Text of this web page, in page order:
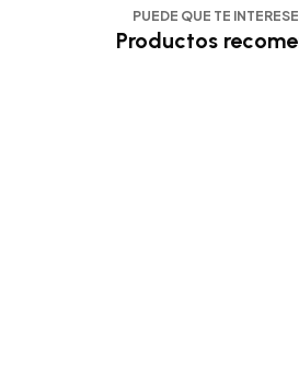
PUEDE QUE TE
Productos